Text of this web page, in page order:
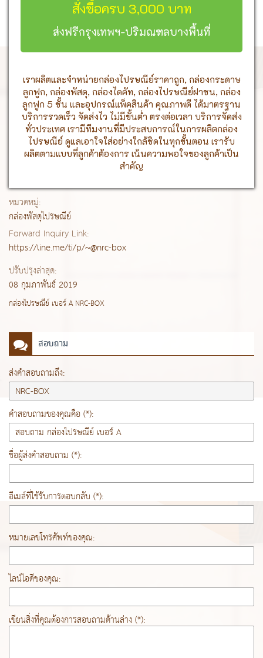
สั่งซื้อครบ 3,000 บาท
ส่งฟรีกรุงเทพฯ-ปริมณฑลบางพื้นที่
เราผลิตและจำหน่ายกล่องไปรษณีย์ราคาถูก, กล่องกระดาษ
ลูกฟูก, กล่องพัสดุ, กล่องไดคัท, กล่องไปรษณีย์ฝาชน, กล่อง
ลูกฟูก 5 ชั้น และอุปกรณ์แพ็คสินค้า คุณภาพดี ได้มาตรฐาน
บริการรวดเร็ว จัดส่งไว ไม่มีขั้นต่ำ ตรงต่อเวลา บริการจัดส่ง
ทั่วประเทศ เรามีทีมงานที่มีประสบการณ์ในการผลิตกล่อง
ไปรษณีย์ ดูแลเอาใจใส่อย่างใกล้ชิดในทุกขั้นตอน เรารับ
ผลิตตามแบบที่ลูกค้าต้องการ เน้นความพอใจของลูกค้าเป็น
สำคัญ
หมวดหมู่:
กล่องพัสดุไปรษณีย์
Forward Inquiry Link:
https://line.me/ti/p/~@nrc-box
ปรับปรุงล่าสุด:
08 กุมภาพันธ์ 2019
กล่องไปรษณีย์ เบอร์ A NRC-BOX
สอบถาม
ส่งคำสอบถามถึง:
คำสอบถามของคุณคือ (*):
ชื่อผู้ส่งคำสอบถาม (*):
อีเมล์ที่ใช้รับการตอบกลับ (*):
หมายเลขโทรศัพท์ของคุณ:
ไลน์ไอดีของคุณ:
เขียนสิ่งที่คุณต้องการสอบถามด้านล่าง (*):